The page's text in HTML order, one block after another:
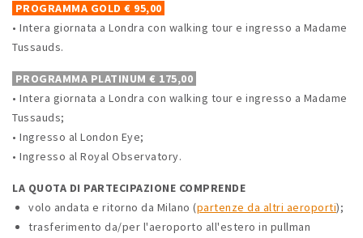
PROGRAMMA GOLD € 95,00
• Intera giornata a Londra con walking tour e ingresso a Madame
Tussauds.
PROGRAMMA PLATINUM € 175,00
• Intera giornata a Londra con walking tour e ingresso a Madame
Tussauds;
• Ingresso al London Eye;
• Ingresso al Royal Observatory.
LA QUOTA DI PARTECIPAZIONE COMPRENDE
volo andata e ritorno da Milano (partenze da altri aeroporti);
trasferimento da/per l'aeroporto all'estero in pullman